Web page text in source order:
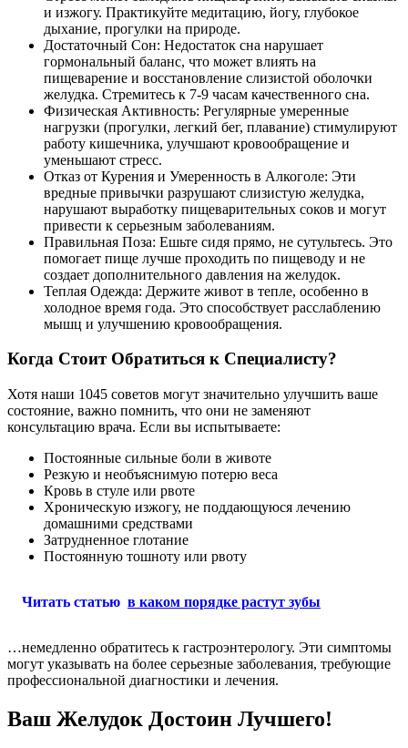
и изжогу. Практикуйте медитацию, йогу, глубокое
дыхание, прогулки на природе.
Достаточный Сон: Недостаток сна нарушает
гормональный баланс, что может влиять на
пищеварение и восстановление слизистой оболочки
желудка. Стремитесь к 7-9 часам качественного сна.
Физическая Активность: Регулярные умеренные
нагрузки (прогулки, легкий бег, плавание) стимулируют
работу кишечника, улучшают кровообращение и
уменьшают стресс.
Отказ от Курения и Умеренность в Алкоголе: Эти
вредные привычки разрушают слизистую желудка,
нарушают выработку пищеварительных соков и могут
привести к серьезным заболеваниям.
Правильная Поза: Ешьте сидя прямо, не сутультесь. Это
помогает пище лучше проходить по пищеводу и не
создает дополнительного давления на желудок.
Теплая Одежда: Держите живот в тепле, особенно в
холодное время года. Это способствует расслаблению
мышц и улучшению кровообращения.
Когда Стоит Обратиться к Специалисту?
Хотя наши 1045 советов могут значительно улучшить ваше
состояние, важно помнить, что они не заменяют
консультацию врача. Если вы испытываете:
Постоянные сильные боли в животе
Резкую и необъяснимую потерю веса
Кровь в стуле или рвоте
Хроническую изжогу, не поддающуюся лечению
домашними средствами
Затрудненное глотание
Постоянную тошноту или рвоту
Читать статью в каком порядке растут зубы
…немедленно обратитесь к гастроэнтерологу. Эти симптомы
могут указывать на более серьезные заболевания, требующие
профессиональной диагностики и лечения.
Ваш Желудок Достоин Лучшего!